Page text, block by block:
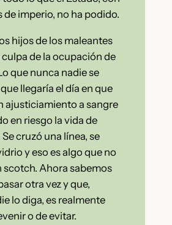
de imperio, no ha podido.
hijos de los maleantes
de la ocupación de
que nunca nadie se
llegaría el día en que
ajusticiamiento a sangre
en riesgo la vida de
cruzó una línea, se
y eso es algo que no
scotch. Ahora sabemos
otra vez y que,
lo diga, es realmente
o de evitar.